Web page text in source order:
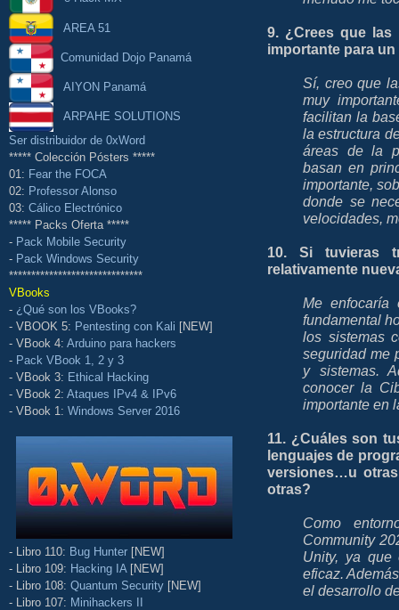
AREA 51
Comunidad Dojo Panamá
AIYON Panamá
ARPAHE SOLUTIONS
Ser distribuidor de 0xWord
***** Colección Pósters *****
01: Fear the FOCA
02: Professor Alonso
03: Cálico Electrónico
***** Packs Oferta *****
- Pack Mobile Security
- Pack Windows Security
******************************
VBooks
- ¿Qué son los VBooks?
- VBOOK 5: Pentesting con Kali [NEW]
- VBook 4: Arduino para hackers
- Pack VBook 1, 2 y 3
- VBook 3: Ethical Hacking
- VBook 2: Ataques IPv4 & IPv6
- VBook 1: Windows Server 2016
- Libro 110: Bug Hunter [NEW]
- Libro 109: Hacking IA [NEW]
- Libro 108: Quantum Security [NEW]
- Libro 107: Minihackers II
9. ¿Crees que las
importante para
Sí, creo que
muy
facilitan la
la estructura
áreas de la
basan en
importante,
donde se
velocidades,
10. Si tuvieras
relativamente
Me enfocaría
fundamental
los sistemas
seguridad me
y sistemas.
conocer la
importante en
11. ¿Cuáles son
lenguajes de
versiones…u
otras?
Como
Community
Unity, ya que
eficaz.
el desarrollo